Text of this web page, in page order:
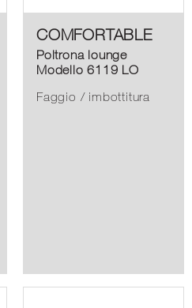
COMFORTABLE
Poltrona lounge
Modello 6119 LO
Faggio / imbottitura